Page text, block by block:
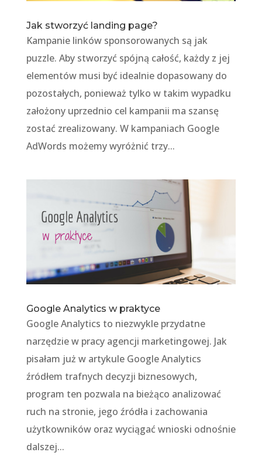
Jak stworzyć landing page?
Kampanie linków sponsorowanych są jak
puzzle. Aby stworzyć spójną całość, każdy z jej
elementów musi być idealnie dopasowany do
pozostałych, ponieważ tylko w takim wypadku
założony uprzednio cel kampanii ma szansę
zostać zrealizowany. W kampaniach Google
AdWords możemy wyróżnić trzy...
Google Analytics w praktyce
Google Analytics to niezwykle przydatne
narzędzie w pracy agencji marketingowej. Jak
pisałam już w artykule Google Analytics
źródłem trafnych decyzji biznesowych,
program ten pozwala na bieżąco analizować
ruch na stronie, jego źródła i zachowania
użytkowników oraz wyciągać wnioski odnośnie
dalszej...